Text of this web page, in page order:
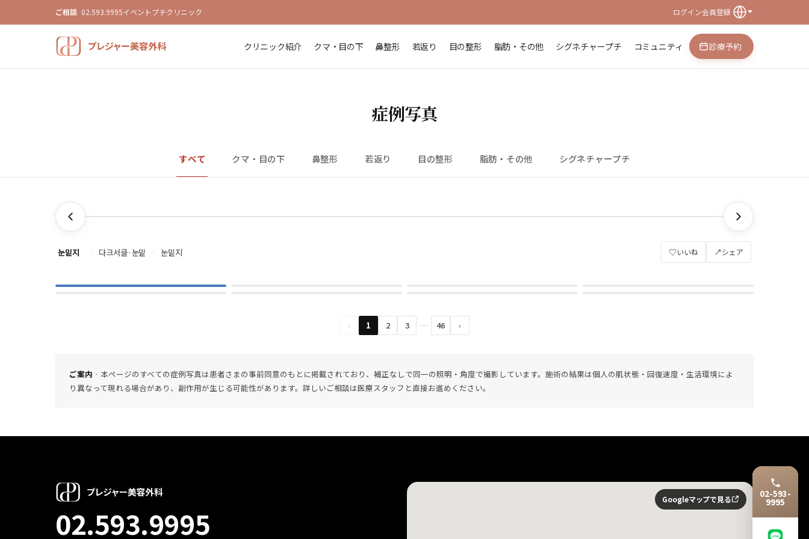
ご相談 02.593.9995イベントプチクリニック ログイン会員登録
クリニック紹介 クマ・目の下 鼻整形 若返り 目の整形 脂肪・その他 シグネチャープチ コミュニティ 診療予約
症例写真
すべて クマ・目の下 鼻整形 若返り 目の整形 脂肪・その他 シグネチャープチ
눈밑지 · 다크서클·눈밑 · 눈밑지 ♡いいね ↗シェア
‹ 1 2 3 … 46 ›
ご案内 · 本ページのすべての症例写真は患者さまの事前同意のもとに掲載されており、補正なしで同一の照明・角度で撮影しています。施術の結果は個人の肌状態・回復速度・生活環境によ
り異なって現れる場合があり、副作用が生じる可能性があります。詳しいご相談は医療スタッフと直接お進めください。
02.593.9995
Googleマップで見る 02-593-
9995